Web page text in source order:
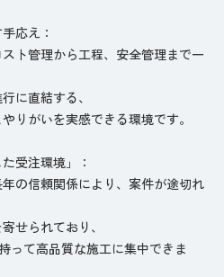
応え：
ト管理から工程、安全管理まで一
に直結する、
りがいを実感できる環境です。
受注環境」：
の信頼関係により、案件が途切れ
せられており、
って高品質な施工に集中できま